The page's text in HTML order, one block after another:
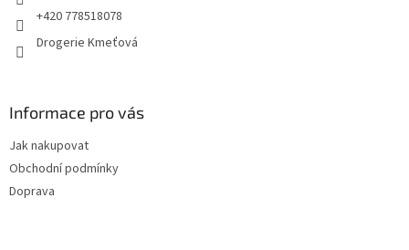
+420 778518078
Drogerie Kmeťová
Informace pro vás
Jak nakupovat
Obchodní podmínky
Doprava